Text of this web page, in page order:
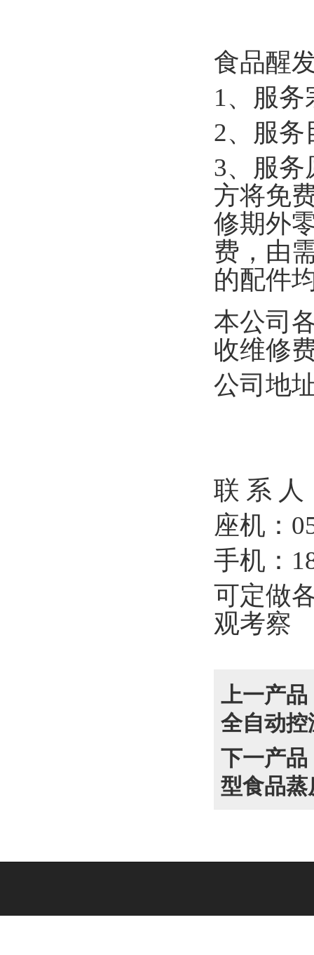
食品醒
1、服
2、服务
3、服务
方将免
修期外
费，由
的配件
本公司
收维修
公司地
联 系 人
座机：
手机：
可定做
观考察
上一产品
全自动
下一产品
型食品